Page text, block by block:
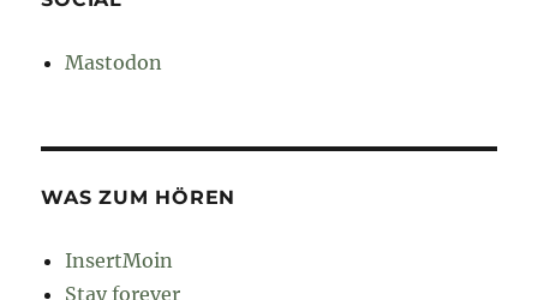
Mastodon
WAS ZUM HÖREN
InsertMoin
Stay forever